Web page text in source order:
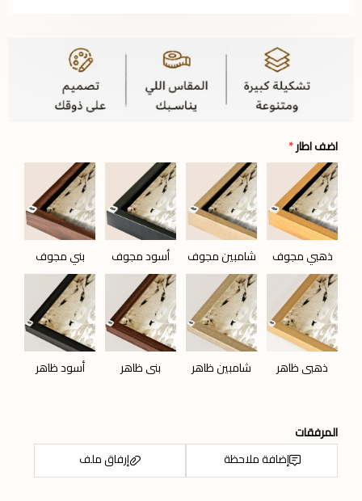
اضف اطار*
ذهبي مجوف شامبين مجوف أسود مجوف بني مجوف
ذهبي ظاهر شامبين ظاهر بني ظاهر أسود ظاهر
المرفقات
إضافة ملاحظة
إرفاق ملف